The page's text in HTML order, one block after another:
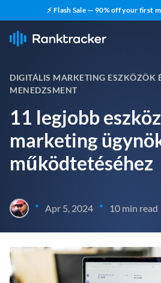
⚡ Flash Sale — 90% off your first
DIGITÁLIS MARKETING ESZKÖZÖK
MENEDZSMENT
11 legjobb
marketing
működtetéséhez
• Apr 5, 2024 • 10 min read